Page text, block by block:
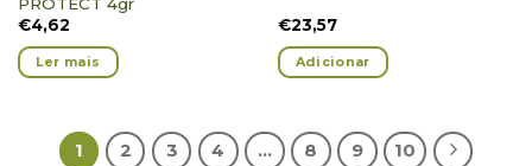
€4,62
Ler mais
€23,57
Adicionar
1 2 3 4 … 8 9 10